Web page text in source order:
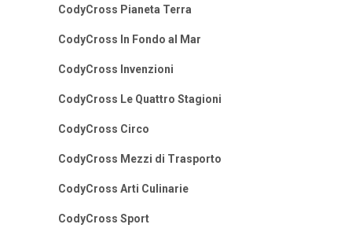
CodyCross Pianeta Terra
CodyCross In Fondo al Mar
CodyCross Invenzioni
CodyCross Le Quattro Stagioni
CodyCross Circo
CodyCross Mezzi di Trasporto
CodyCross Arti Culinarie
CodyCross Sport